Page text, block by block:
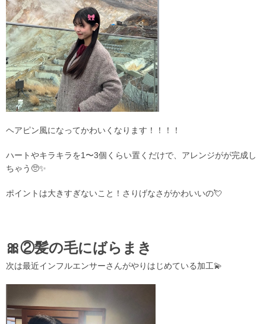
ヘアピン風になってかわいくなります！！！！
ハートやキラキラを1〜3個くらい置くだけで、アレンジがが完成し
ちゃう🥺✨
ポイントは大きすぎないこと！さりげなさがかわいいの💘
🎀②髪の毛にばらまき
次は最近インフルエンサーさんがやりはじめている加工💫